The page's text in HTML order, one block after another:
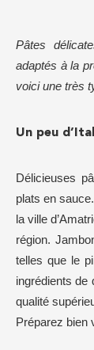
Pâtes
adaptés à la
voici une très
Un peu
Délicieuses
plats en
la ville
région.
telles que le
ingrédients de
qualité
Préparez bien